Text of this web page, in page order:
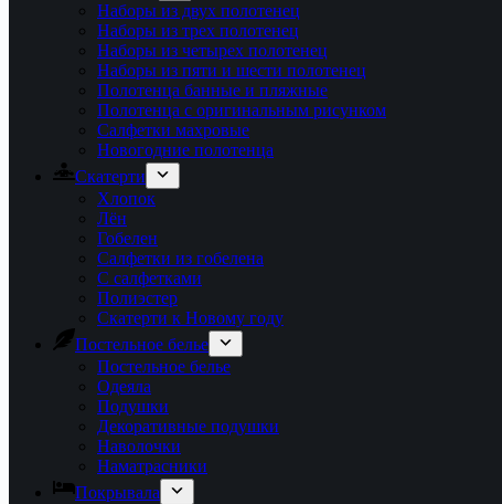
Наборы из двух полотенец
Наборы из трех полотенец
Наборы из четырех полотенец
Наборы из пяти и шести полотенец
Полотенца банные и пляжные
Полотенца с оригинальным рисунком
Салфетки махровые
Новогодние полотенца
Скатерти
Хлопок
Лён
Гобелен
Салфетки из гобелена
С салфетками
Полиэстер
Скатерти к Новому году
Постельное белье
Постельное белье
Одеяла
Подушки
Декоративные подушки
Наволочки
Наматрасники
Покрывала